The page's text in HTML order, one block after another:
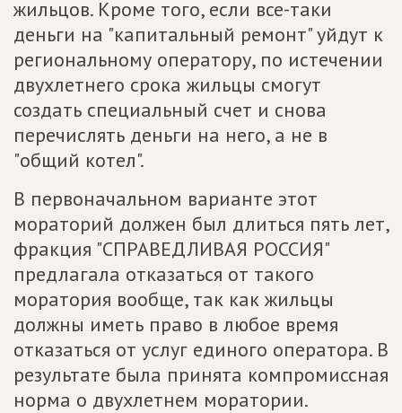
жильцов. Кроме того, если все-таки
деньги на "капитальный ремонт" уйдут к
региональному оператору, по истечении
двухлетнего срока жильцы смогут
создать специальный счет и снова
перечислять деньги на него, а не в
"общий котел".
В первоначальном варианте этот
мораторий должен был длиться пять лет,
фракция "СПРАВЕДЛИВАЯ РОССИЯ"
предлагала отказаться от такого
моратория вообще, так как жильцы
должны иметь право в любое время
отказаться от услуг единого оператора. В
результате была принята компромиссная
норма о двухлетнем моратории.